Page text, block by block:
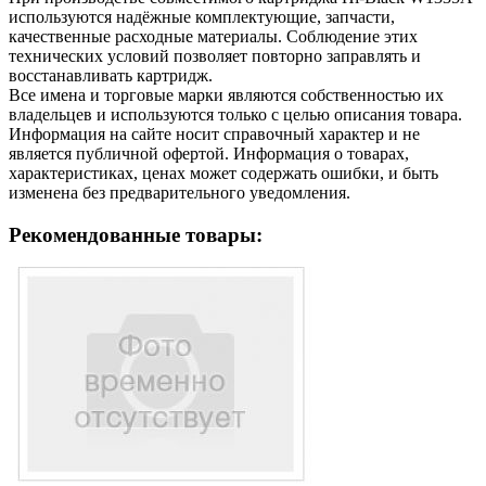
используются надёжные комплектующие, запчасти,
качественные расходные материалы. Соблюдение этих
технических условий позволяет повторно заправлять и
восстанавливать картридж.
Все имена и торговые марки являются собственностью их
владельцев и используются только с целью описания товара.
Информация на сайте носит справочный характер и не
является публичной офертой. Информация о товарах,
характеристиках, ценах может содержать ошибки, и быть
изменена без предварительного уведомления.
Рекомендованные товары: